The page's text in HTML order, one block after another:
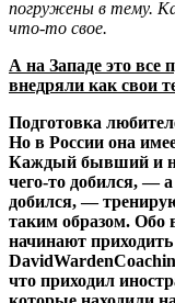
погружены в тему.
что-то свое.
А на Западе это все
внедряли как свои
Подготовка
Но в России она
Каждый бывший и
чего-то добился, — а
добился, —
таким образом. Обо
начинают
что приходил